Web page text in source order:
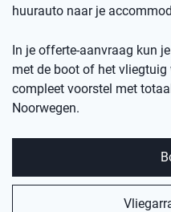
huurauto naar je
In je offerte-aanvraag kun
met de boot of het
compleet voorstel met
Noorwegen.